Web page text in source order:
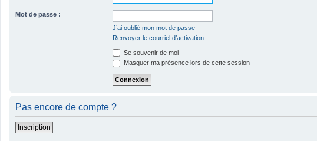
Mot de passe :
J’ai oublié mon mot de passe
Renvoyer le courriel d’activation
Se souvenir de moi
Masquer ma présence lors de cette session
Pas encore de compte ?
Inscription